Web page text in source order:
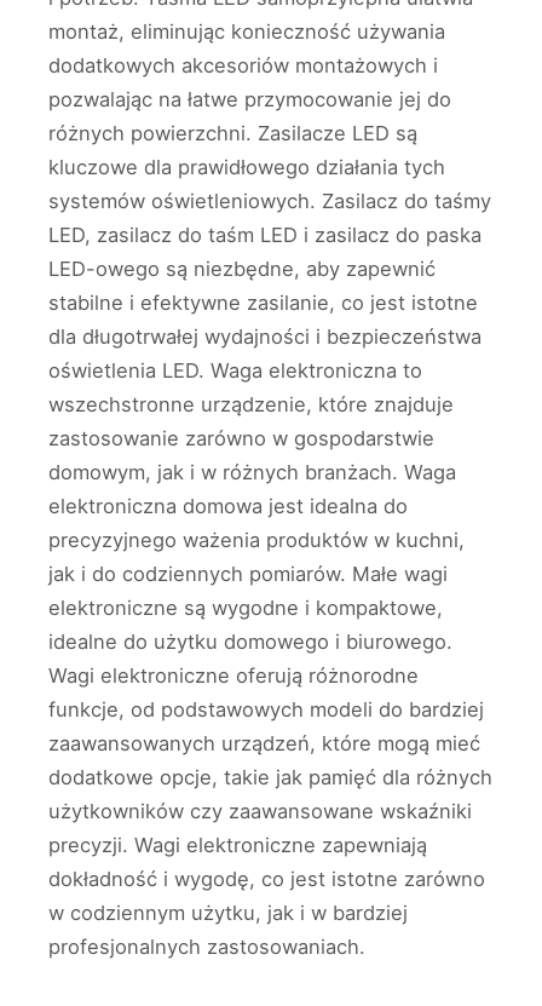
montaż, eliminując konieczność używania
dodatkowych akcesoriów montażowych i
pozwalając na łatwe przymocowanie jej do
różnych powierzchni. Zasilacze LED są
kluczowe dla prawidłowego działania tych
systemów oświetleniowych. Zasilacz do taśmy
LED, zasilacz do taśm LED i zasilacz do paska
LED-owego są niezbędne, aby zapewnić
stabilne i efektywne zasilanie, co jest istotne
dla długotrwałej wydajności i bezpieczeństwa
oświetlenia LED. Waga elektroniczna to
wszechstronne urządzenie, które znajduje
zastosowanie zarówno w gospodarstwie
domowym, jak i w różnych branżach. Waga
elektroniczna domowa jest idealna do
precyzyjnego ważenia produktów w kuchni,
jak i do codziennych pomiarów. Małe wagi
elektroniczne są wygodne i kompaktowe,
idealne do użytku domowego i biurowego.
Wagi elektroniczne oferują różnorodne
funkcje, od podstawowych modeli do bardziej
zaawansowanych urządzeń, które mogą mieć
dodatkowe opcje, takie jak pamięć dla różnych
użytkowników czy zaawansowane wskaźniki
precyzji. Wagi elektroniczne zapewniają
dokładność i wygodę, co jest istotne zarówno
w codziennym użytku, jak i w bardziej
profesjonalnych zastosowaniach.